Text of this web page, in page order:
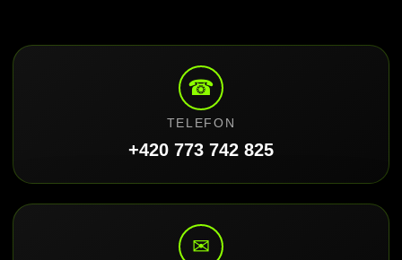
☎
TELEFON
+420 773 742 825
✉